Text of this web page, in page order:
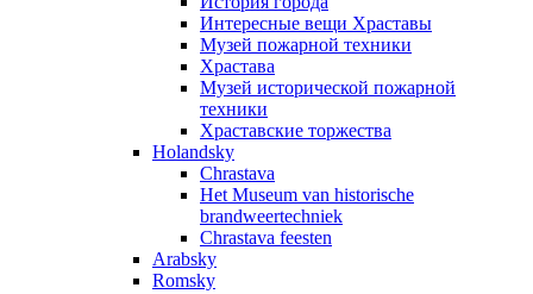
Интересные вещи Храставы
Музей пожарной техники
Храстава
Музей исторической пожарной
техники
Храставские торжества
Holandsky
Chrastava
Het Museum van historische
brandweertechniek
Chrastava feesten
Arabsky
Romsky